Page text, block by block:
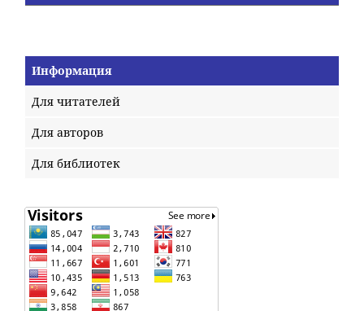
Информация
Для читателей
Для авторов
Для библиотек